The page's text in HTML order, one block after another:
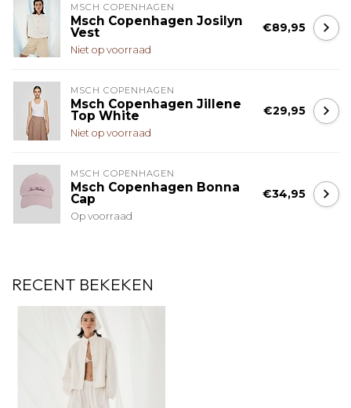
MSCH COPENHAGEN
Msch Copenhagen Josilyn
Vest
Niet op voorraad
€89,95
MSCH COPENHAGEN
Msch Copenhagen Jillene
Top White
Niet op voorraad
€29,95
MSCH COPENHAGEN
Msch Copenhagen Bonna
Cap
Op voorraad
€34,95
RECENT BEKEKEN